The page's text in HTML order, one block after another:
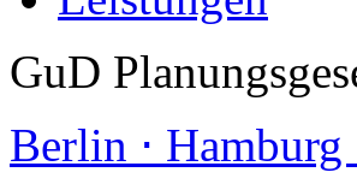
GuD
Berlin ⋅ Hamburg